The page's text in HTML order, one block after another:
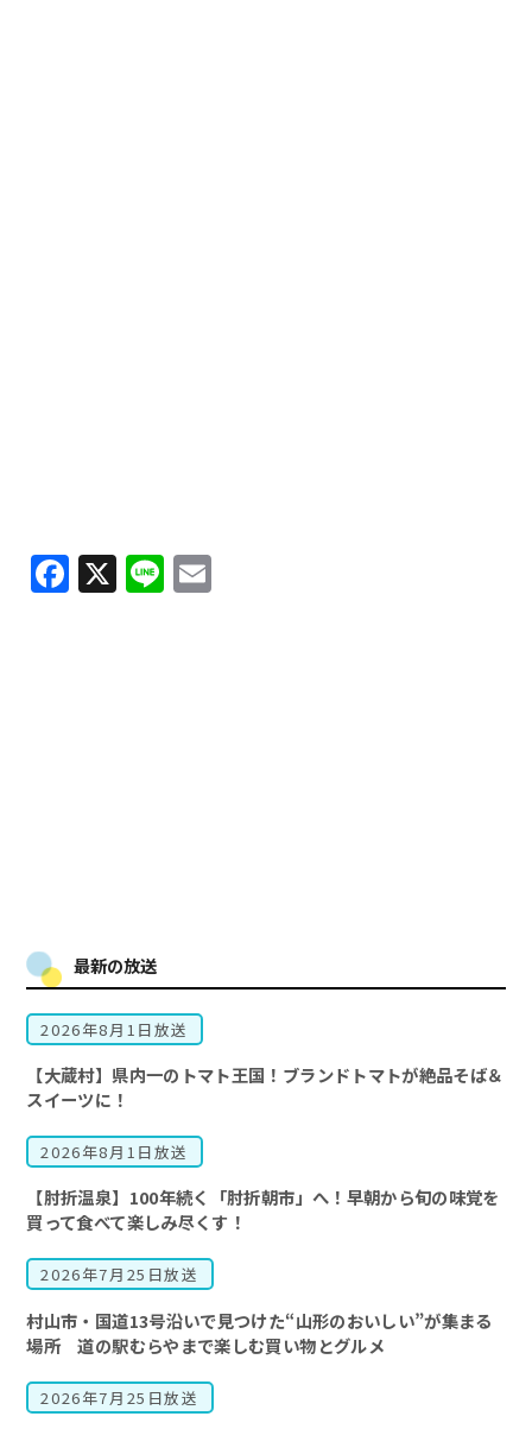
Facebook
X Line
最新の放送
2026年8月1日放送
【大蔵村】県内一のトマト王国！ブランドトマトが絶品そば＆
スイーツに！
2026年8月1日放送
【肘折温泉】100年続く「肘折朝市」へ！早朝から旬の味覚を
買って食べて楽しみ尽くす！
2026年7月25日放送
村山市・国道13号沿いで見つけた“山形のおいしい”が集まる
場所 道の駅むらやまで楽しむ買い物とグルメ
2026年7月25日放送